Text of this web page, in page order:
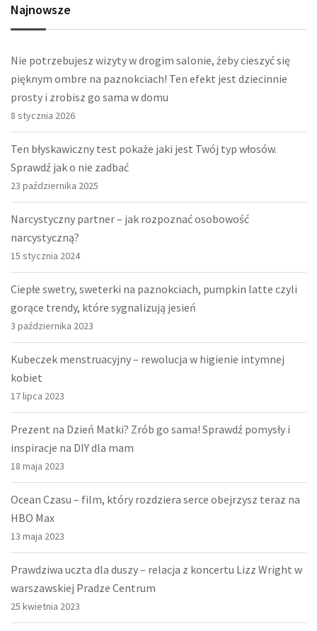
Najnowsze
Nie potrzebujesz wizyty w drogim salonie, żeby cieszyć się
pięknym ombre na paznokciach! Ten efekt jest dziecinnie
prosty i zrobisz go sama w domu
8 stycznia 2026
Ten błyskawiczny test pokaże jaki jest Twój typ włosów.
Sprawdź jak o nie zadbać
23 października 2025
Narcystyczny partner – jak rozpoznać osobowość
narcystyczną?
15 stycznia 2024
Ciepłe swetry, sweterki na paznokciach, pumpkin latte czyli
gorące trendy, które sygnalizują jesień
3 października 2023
Kubeczek menstruacyjny – rewolucja w higienie intymnej
kobiet
17 lipca 2023
Prezent na Dzień Matki? Zrób go sama! Sprawdź pomysły i
inspiracje na DIY dla mam
18 maja 2023
Ocean Czasu – film, który rozdziera serce obejrzysz teraz na
HBO Max
13 maja 2023
Prawdziwa uczta dla duszy – relacja z koncertu Lizz Wright w
warszawskiej Pradze Centrum
25 kwietnia 2023